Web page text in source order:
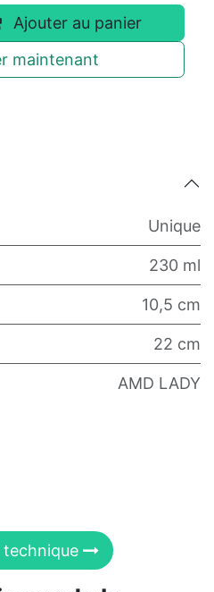
Ajouter au panier
maintenant
Unique
230 ml
10,5 cm
22 cm
AMD LADY
technique